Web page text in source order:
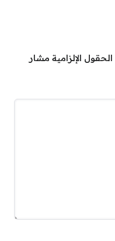
الحقول الإلزامية مشار